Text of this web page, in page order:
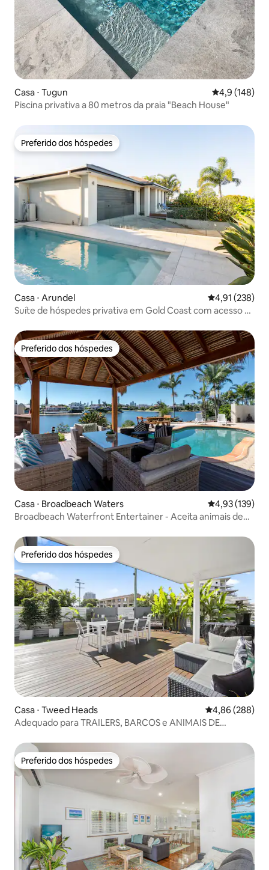
Casa ⋅ Tugun 4,9 de uma
4,9 (148)
Piscina privativa a 80 metros da praia "Beach House"
Preferido dos hóspedes
Preferido dos hóspedes
Casa ⋅ Arundel 4,91 de uma
4,91 (238)
Suíte de hóspedes privativa em Gold Coast com acesso à
Preferido dos hóspedes
Preferido dos hóspedes
Casa ⋅ Broadbeach Waters 4,93 de uma
4,93 (139)
Broadbeach Waterfront Entertainer - Aceita animais de
Preferido dos hóspedes
Preferido dos hóspedes
Casa ⋅ Tweed Heads 4,86 de uma
4,86 (288)
Adequado para TRAILERS, BARCOS e ANIMAIS DE
Preferido dos hóspedes
Preferido dos hóspedes